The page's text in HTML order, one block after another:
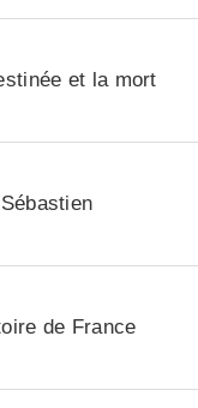
et la mort
de France